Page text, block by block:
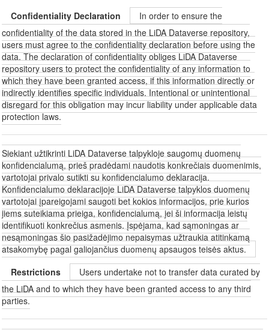
Confidentiality Declaration
In order to ensure the
confidentiality of the data stored in the LiDA Dataverse repository,
users must agree to the confidentiality declaration before using the
data. The declaration of confidentiality obliges LiDA Dataverse
repository users to protect the confidentiality of any information to
which they have been granted access, if this information directly or
indirectly identifies specific individuals. Intentional or unintentional
disregard for this obligation may incur liability under applicable data
protection laws.
Siekiant užtikrinti LiDA Dataverse talpykloje saugomų duomenų
konfidencialumą, prieš pradėdami naudotis konkrečiais duomenimis,
vartotojai privalo sutikti su konfidencialumo deklaracija.
Konfidencialumo deklaracijoje LiDA Dataverse talpyklos duomenų
vartotojai įpareigojami saugoti bet kokios informacijos, prie kurios
jiems suteikiama prieiga, konfidencialumą, jei ši informacija leistų
identifikuoti konkrečius asmenis. Įspėjama, kad sąmoningas ar
nesąmoningas šio pasižadėjimo nepaisymas užtraukia atitinkamą
atsakomybę pagal galiojančius duomenų apsaugos teisės aktus.
Restrictions
Users undertake not to transfer data curated by
the LiDA and to which they have been granted access to any third
parties.